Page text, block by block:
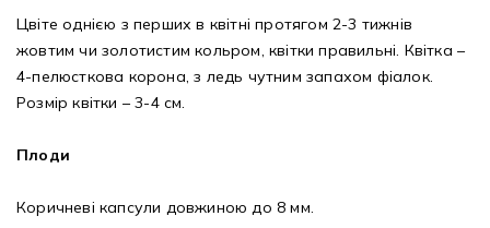
Цвіте однією з перших в квітні протягом 2-3 тижнів
жовтим чи золотистим кольром, квітки правильні. Квітка –
4-пелюсткова корона, з ледь чутним запахом фіалок.
Розмір квітки – 3-4 см.
Плоди
Коричневі капсули довжиною до 8 мм.